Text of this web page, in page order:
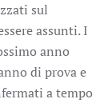
sul
assunti. I
anno
di prova e
a tempo